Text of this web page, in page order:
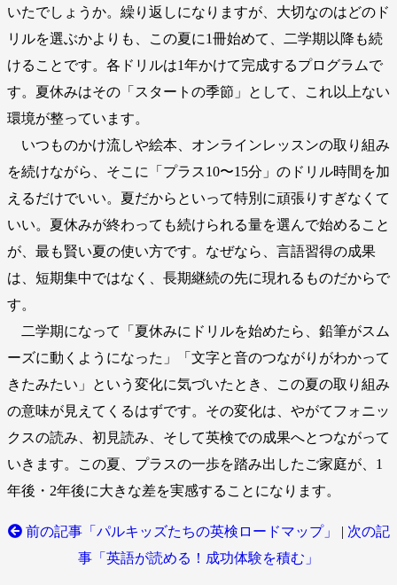
いたでしょうか。繰り返しになりますが、大切なのはどのド
リルを選ぶかよりも、この夏に1冊始めて、二学期以降も続
けることです。各ドリルは1年かけて完成するプログラムで
す。夏休みはその「スタートの季節」として、これ以上ない
環境が整っています。
いつものかけ流しや絵本、オンラインレッスンの取り組み
を続けながら、そこに「プラス10〜15分」のドリル時間を加
えるだけでいい。夏だからといって特別に頑張りすぎなくて
いい。夏休みが終わっても続けられる量を選んで始めること
が、最も賢い夏の使い方です。なぜなら、言語習得の成果
は、短期集中ではなく、長期継続の先に現れるものだからで
す。
二学期になって「夏休みにドリルを始めたら、鉛筆がスム
ーズに動くようになった」「文字と音のつながりがわかって
きたみたい」という変化に気づいたとき、この夏の取り組み
の意味が見えてくるはずです。その変化は、やがてフォニッ
クスの読み、初見読み、そして英検での成果へとつながって
いきます。この夏、プラスの一歩を踏み出したご家庭が、1
年後・2年後に大きな差を実感することになります。
前の記事「パルキッズたちの英検ロードマップ」 | 次の記
事「英語が読める！成功体験を積む」